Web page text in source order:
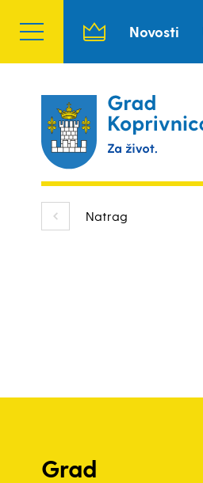
Novosti
Natrag
Grad